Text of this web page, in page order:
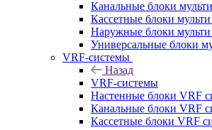
Канальные блоки
Кассетные блоки
Наружные блоки
Универсальные блоки
VRF-системы
Назад
VRF-системы
Настенные блоки VRF
Канальные блоки VRF
Кассетные блоки VRF